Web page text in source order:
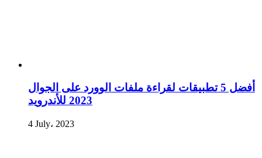
أفضل 5 تطبيقات لقراءة ملفات الوورد على الجوال
2023 للأندرويد
4 July، 2023